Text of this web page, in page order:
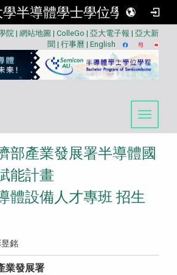
半導體學士學位學程
院 | 網站地圖 | ColleGo | 亞大電子報 | 亞大新
聞 | 行事曆| English
Toggle
部產業發展署半導體國
能計畫
體設備人才專班 招生
銘
業發展署